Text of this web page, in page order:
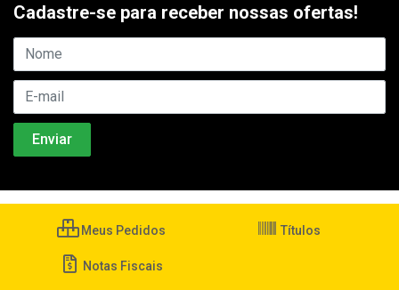
Cadastre-se para receber nossas ofertas!
Meus Pedidos Títulos
Notas Fiscais